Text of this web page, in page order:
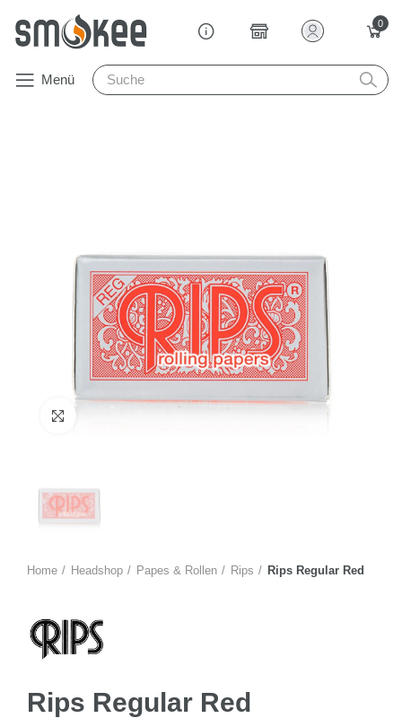
0
Menü
Home Headshop Papes & Rollen Rips Rips Regular Red
Rips Regular Red